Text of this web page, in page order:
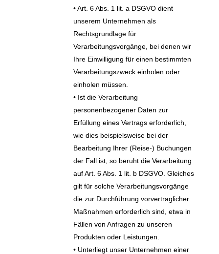
• Art. 6 Abs. 1 lit. a DSGVO dient
unserem Unternehmen als
Rechtsgrundlage für
Verarbeitungsvorgänge, bei denen wir
Ihre Einwilligung für einen bestimmten
Verarbeitungszweck einholen oder
einholen müssen.
• Ist die Verarbeitung
personenbezogener Daten zur
Erfüllung eines Vertrags erforderlich,
wie dies beispielsweise bei der
Bearbeitung Ihrer (Reise-) Buchungen
der Fall ist, so beruht die Verarbeitung
auf Art. 6 Abs. 1 lit. b DSGVO. Gleiches
gilt für solche Verarbeitungsvorgänge
die zur Durchführung vorvertraglicher
Maßnahmen erforderlich sind, etwa in
Fällen von Anfragen zu unseren
Produkten oder Leistungen.
• Unterliegt unser Unternehmen einer